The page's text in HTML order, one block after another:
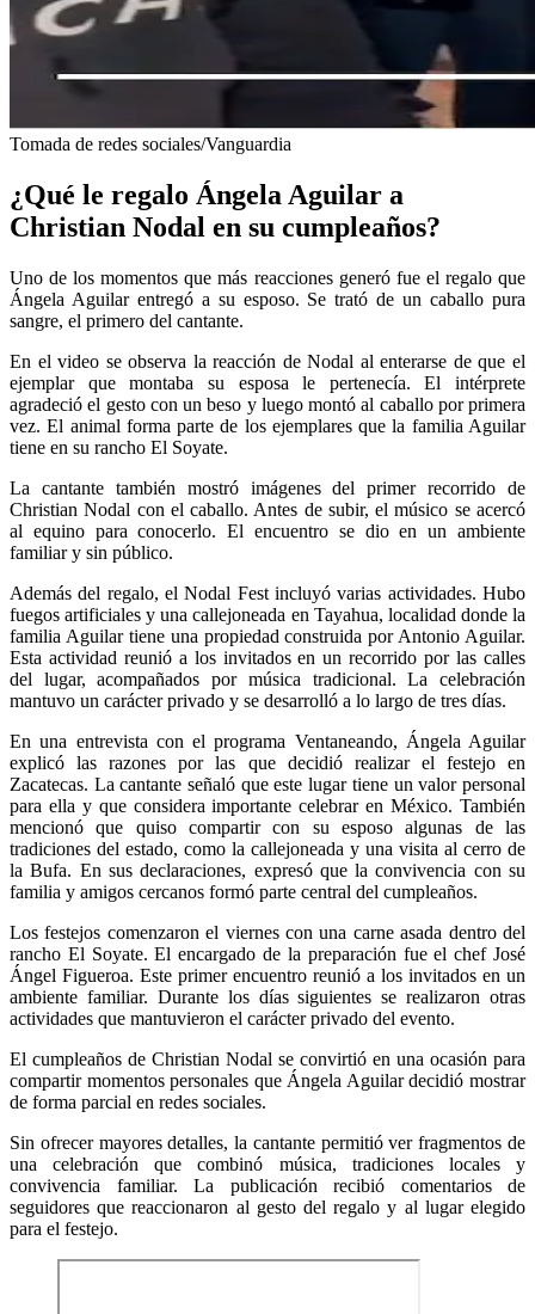
Tomada de redes sociales/Vanguardia
¿Qué le regalo Ángela Aguilar a
Christian Nodal en su cumpleaños?
Uno de los momentos que más reacciones generó fue el regalo que
Ángela Aguilar entregó a su esposo. Se trató de un caballo pura
sangre, el primero del cantante.
En el video se observa la reacción de Nodal al enterarse de que el
ejemplar que montaba su esposa le pertenecía. El intérprete
agradeció el gesto con un beso y luego montó al caballo por primera
vez. El animal forma parte de los ejemplares que la familia Aguilar
tiene en su rancho El Soyate.
La cantante también mostró imágenes del primer recorrido de
Christian Nodal con el caballo. Antes de subir, el músico se acercó
al equino para conocerlo. El encuentro se dio en un ambiente
familiar y sin público.
Además del regalo, el Nodal Fest incluyó varias actividades. Hubo
fuegos artificiales y una callejoneada en Tayahua, localidad donde la
familia Aguilar tiene una propiedad construida por Antonio Aguilar.
Esta actividad reunió a los invitados en un recorrido por las calles
del lugar, acompañados por música tradicional. La celebración
mantuvo un carácter privado y se desarrolló a lo largo de tres días.
En una entrevista con el programa Ventaneando, Ángela Aguilar
explicó las razones por las que decidió realizar el festejo en
Zacatecas. La cantante señaló que este lugar tiene un valor personal
para ella y que considera importante celebrar en México. También
mencionó que quiso compartir con su esposo algunas de las
tradiciones del estado, como la callejoneada y una visita al cerro de
la Bufa. En sus declaraciones, expresó que la convivencia con su
familia y amigos cercanos formó parte central del cumpleaños.
Los festejos comenzaron el viernes con una carne asada dentro del
rancho El Soyate. El encargado de la preparación fue el chef José
Ángel Figueroa. Este primer encuentro reunió a los invitados en un
ambiente familiar. Durante los días siguientes se realizaron otras
actividades que mantuvieron el carácter privado del evento.
El cumpleaños de Christian Nodal se convirtió en una ocasión para
compartir momentos personales que Ángela Aguilar decidió mostrar
de forma parcial en redes sociales.
Sin ofrecer mayores detalles, la cantante permitió ver fragmentos de
una celebración que combinó música, tradiciones locales y
convivencia familiar. La publicación recibió comentarios de
seguidores que reaccionaron al gesto del regalo y al lugar elegido
para el festejo.